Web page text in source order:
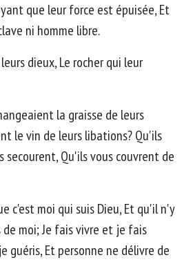
que leur force est épuisée, Et
ni homme libre.
dieux, Le rocher qui leur
la graisse de leurs
le vin de leurs libations? Qu'ils
secourent, Qu'ils vous couvrent de
c'est moi qui suis Dieu, Et qu'il n'y
moi; Je fais vivre et je fais
guéris, Et personne ne délivre de